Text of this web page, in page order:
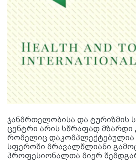
ჯანმრთელობისა და ტურიზმის
ცენტრი არის სწრაფად მზარდი
რომელიც დაკომპლექტებულია
სფეროში მრავალწლიანი
პროფესიონალთა მიერ